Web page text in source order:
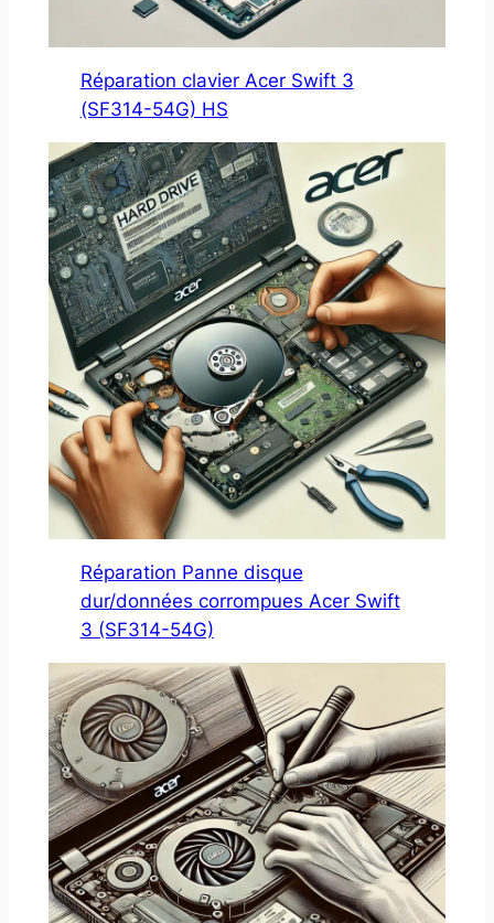
Réparation clavier Acer Swift 3
(SF314-54G) HS
Réparation Panne disque
dur/données corrompues Acer Swift
3 (SF314-54G)